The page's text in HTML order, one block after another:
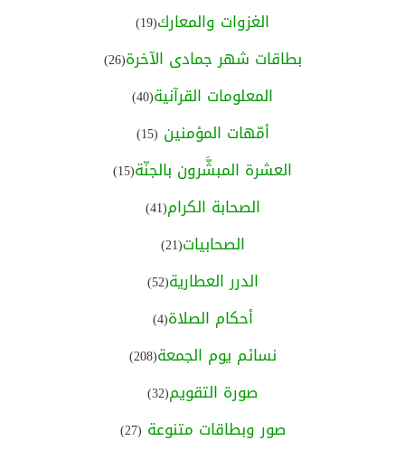
الغزوات والمعارك(19)
بطاقات شهر جمادى الآخرة(26)
المعلومات القرآنية(40)
أمّهات المؤمنين (15)
العشرة المبشَّرون بالجنّة(15)
الصحابة الكرام(41)
الصحابيات(21)
الدرر العطارية(52)
أحكام الصلاة(4)
نسائم يوم الجمعة(208)
صورة التقويم(32)
صور وبطاقات متنوعة (27)